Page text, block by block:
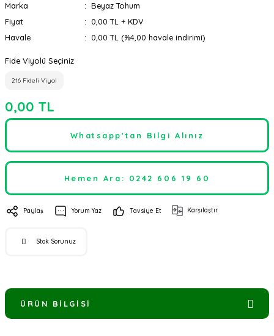
Marka
Beyaz Tohum
Fiyat
0,00 TL + KDV
Havale
0,00 TL (%4,00 havale indirimi)
Fide Viyolü Seçiniz
216 Fideli Viyol
0,00 TL
Whatsapp'tan Bilgi Alınız
Hemen Ara: 0242 606 19 60
Paylaş Yorum Yaz Tavsiye Et Karşılaştır
Stok Sorunuz
ÜRÜN BILGISI